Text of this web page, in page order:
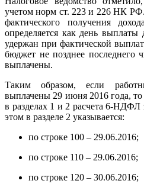
учетом норм ст. 223 и 226 НК РФ.
фактического получения
определяется как день
удержан при фактической
бюджет не позднее последнего
выплачены.
Таким образом, если
выплачены 29 июня 2016 года, то
в разделах 1 и 2 расчета 6-НДФЛ
этом в разделе 2 указывается:
по строке 100 – 29.06.2016;
по строке 110 – 29.06.2016;
по строке 120 – 30.06.2016;